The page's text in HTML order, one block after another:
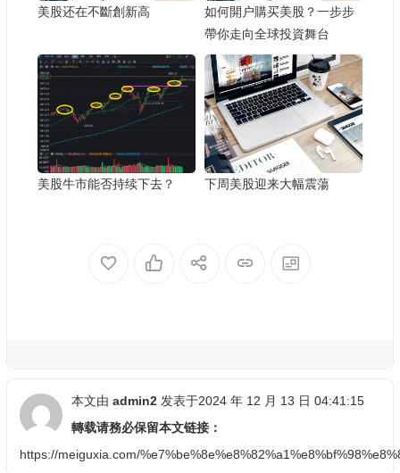
美股还在不斷創新高
如何開户購买美股？一步步
帶你走向全球投資舞台
美股牛市能否持续下去？ 下周美股迎来大幅震蕩
本文由 admin2 发表于2024 年 12 月 13 日 04:41:15
轉载请務必保留本文链接：
https://meiguxia.com/